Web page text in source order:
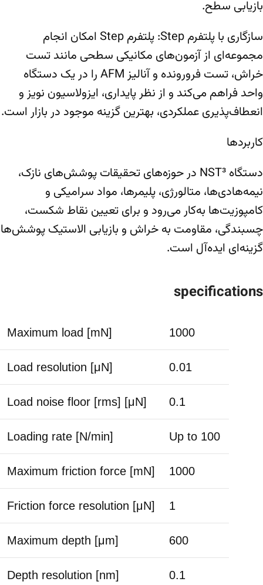
بازیابی سطح.
سازگاری با پلتفرم Step: پلتفرم Step امکان انجام
مجموعه‌ای از آزمون‌های مکانیکی سطحی مانند تست
خراش، تست فرورونده و آنالیز AFM را در یک دستگاه
واحد فراهم می‌کند و از نظر پایداری، ایزولاسیون نویز و
انعطاف‌پذیری عملکردی، بهترین گزینه موجود در بازار است.
کاربردها
دستگاه NST³ در حوزه‌های تحقیقات پوشش‌های نازک،
نیمه‌هادی‌ها، متالورژی، پلیمرها، مواد سرامیکی و
کامپوزیت‌ها به‌کار می‌رود و برای تعیین نقاط شکست،
چسبندگی، مقاومت به خراش و بازیابی الاستیک پوشش‌ها
گزینه‌ای ایده‌آل است.
specifications
Maximum load [mN] 1000
Load resolution [μN] 0.01
Load noise floor [rms] [μN] 0.1
Loading rate [N/min] Up to 100
Maximum friction force [mN] 1000
Friction force resolution [μN] 1
Maximum depth [μm] 600
Depth resolution [nm] 0.1